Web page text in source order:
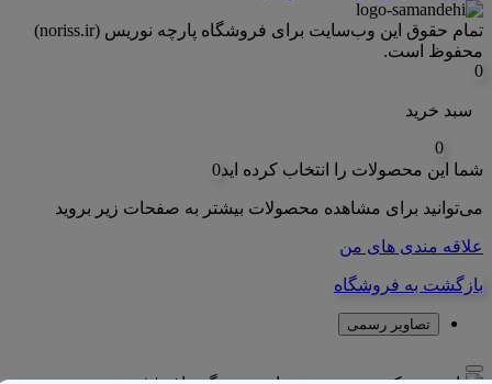
تمام حقوق اين وب‌سايت برای فروشگاه پارچه نوریس (noriss.ir)
محفوظ است.
0
سبد خرید
0
شما این محصولات را انتخاب کرده اید0
می‌توانید برای مشاهده محصولات بیشتر به صفحات زیر بروید
علاقه مندی های من
بازگشت به فروشگاه
تصاویر رسمی